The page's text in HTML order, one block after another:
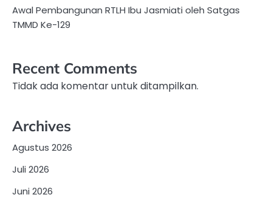
Awal Pembangunan RTLH Ibu Jasmiati oleh Satgas
TMMD Ke-129
Recent Comments
Tidak ada komentar untuk ditampilkan.
Archives
Agustus 2026
Juli 2026
Juni 2026